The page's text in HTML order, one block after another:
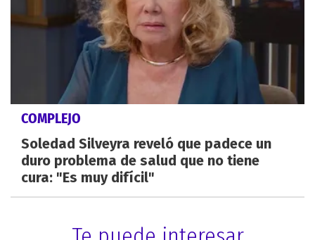
COMPLEJO
Soledad Silveyra reveló que padece un
duro problema de salud que no tiene
cura: "Es muy difícil"